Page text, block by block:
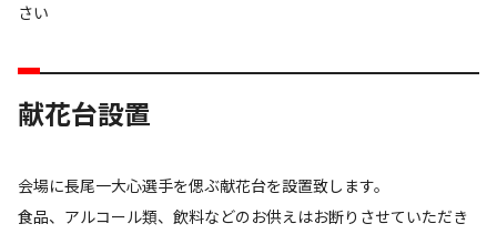
さい
献花台設置
会場に長尾一大心選手を偲ぶ献花台を設置致します。
食品、アルコール類、飲料などのお供えはお断りさせていただき